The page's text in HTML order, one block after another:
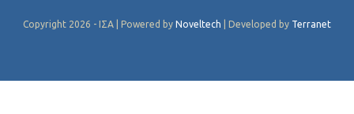
Copyright 2026 - ΙΣΑ | Powered by Noveltech | Developed by Terranet